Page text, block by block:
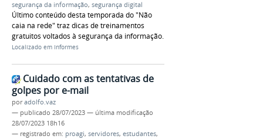
segurança da informação, segurança digital
Último conteúdo desta temporada do "Não
caia na rede" traz dicas de treinamentos
gratuitos voltados à segurança da informação.
Localizado em Informes
Cuidado com as tentativas de
golpes por e-mail
poradolfo.vaz
— publicado 28/07/2023 — última modificação
28/07/2023 18h16
— registrado em: proagi, servidores, estudantes,